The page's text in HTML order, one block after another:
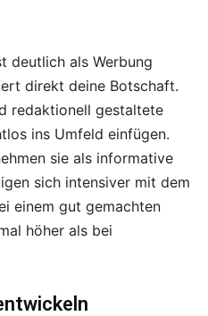
deutlich als Werbung
direkt deine Botschaft.
redaktionell gestaltete
ins Umfeld einfügen.
sie als informative
sich intensiver mit dem
einem gut gemachten
höher als bei